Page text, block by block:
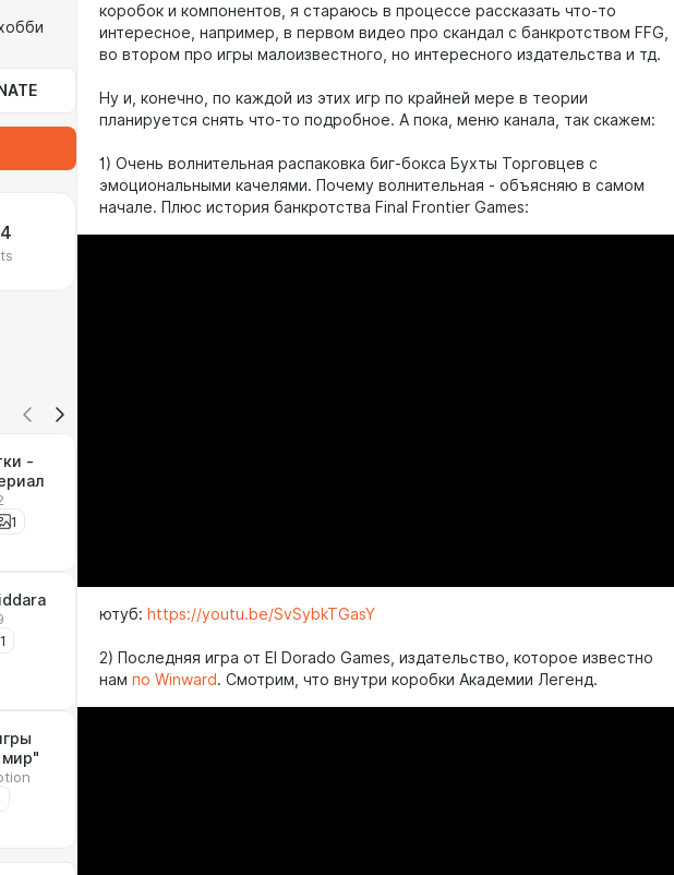
-
1
1
коробок и компонентов, я стараюсь в процессе рассказать что-то
интересное, например, в первом видео про скандал с банкротством FFG,
во втором про игры малоизвестного, но интересного издательства и тд.
Ну и, конечно, по каждой из этих игр по крайней мере в теории
планируется снять что-то подробное. А пока, меню канала, так скажем:
1) Очень волнительная распаковка биг-бокса Бухты Торговцев с
эмоциональными качелями. Почему волнительная - объясняю в самом
начале. Плюс история банкротства Final Frontier Games:
ютуб: https://youtu.be/SvSybkTGasY
2) Последняя игра от El Dorado Games, издательство, которое известно
нам по Winward. Смотрим, что внутри коробки Академии Легенд.